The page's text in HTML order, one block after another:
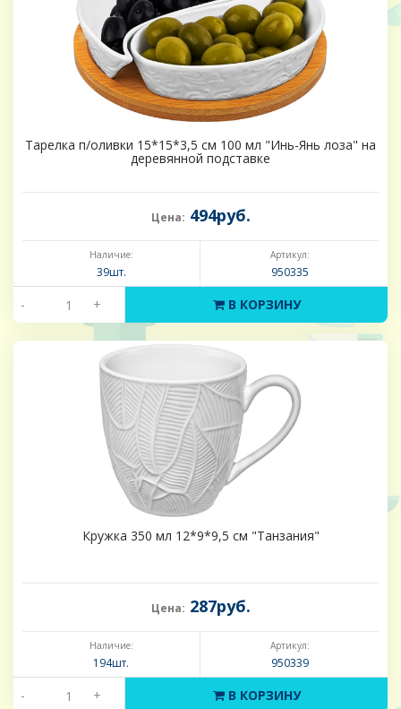
Тарелка п/оливки 15*15*3,5 см 100 мл "Инь-Янь лоза" на
деревянной подставке
Цена: 494руб.
Наличие:
39шт.
Артикул:
950335
- + В КОРЗИНУ
Кружка 350 мл 12*9*9,5 см "Танзания"
Цена: 287руб.
Наличие:
194шт.
Артикул:
950339
- + В КОРЗИНУ